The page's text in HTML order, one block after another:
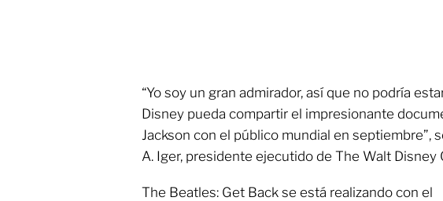
“Yo soy un gran admirador, así que no podría
Disney pueda compartir el impresionante
Jackson con el público mundial en septiembre”,
A. Iger, presidente ejecutido de The Walt Disney
The Beatles: Get Back se está realizando con el